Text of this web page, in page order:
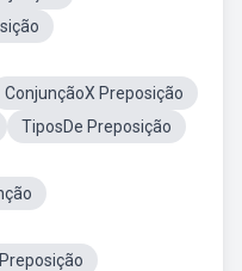
ConjunçãoX Preposição
TiposDe Preposição